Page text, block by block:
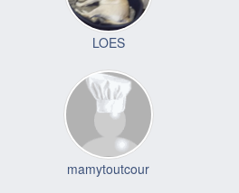
LOES
mamytoutcour